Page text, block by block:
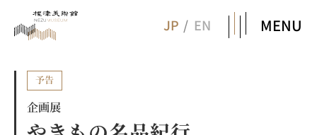
JP EN MENU
予告
企画展